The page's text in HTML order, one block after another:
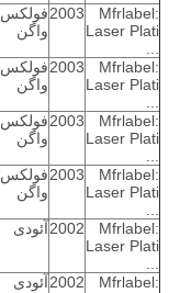
Mfrlabel:
Laser Plati
...
2003فولکس
واگن
Mfrlabel:
Laser Plati
...
2003فولکس
واگن
Mfrlabel:
Laser Plati
...
2003فولکس
واگن
Mfrlabel:
Laser Plati
...
2003فولکس
واگن
Mfrlabel:
Laser Plati
...
2002آئودی
Mfrlabel:
2002آئودی